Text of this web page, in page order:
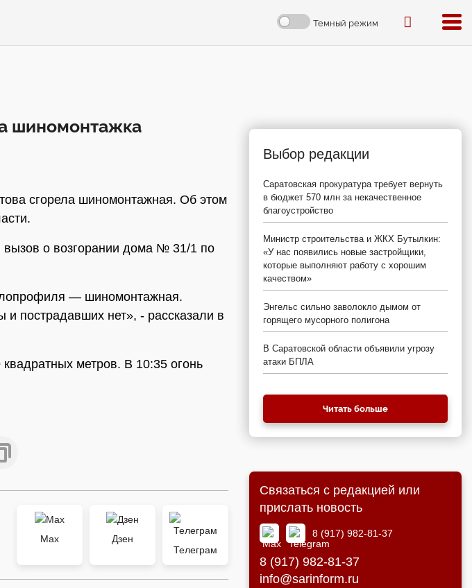
Темный режим
шиномонтажка
сгорела шиномонтажная. Об этом
вызов о возгорании дома № 31/1 по
— шиномонтажная.
и пострадавших нет», - рассказали в
метров. В 10:35 огонь
Max
Дзен
Телеграм
Выбор редакции
Саратовская прокуратура требует вернуть
в бюджет 570 млн за некачественное
благоустройство
Министр строительства и ЖКХ Бутылкин:
«У нас появились новые застройщики,
которые выполняют работу с хорошим
качеством»
Энгельс сильно заволокло дымом от
горящего мусорного полигона
В Саратовской области объявили угрозу
атаки БПЛА
Читать больше
Связаться с редакцией или
прислать новость
8 (917) 982-81-37
8 (917) 982-81-37
info@sarinform.ru